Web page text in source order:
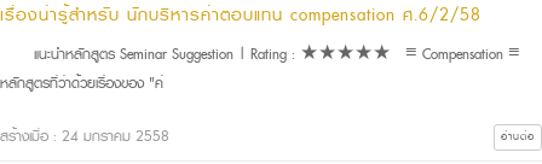
เรื่องน่ารู้สำหรับ นักบริหารค่าตอบแทน compensation ศ.6/2/58
แนะนำหลักสูตร Seminar Suggestion | Rating : ★★★★★ ≡ Compensation ≡
หลักสูตรที่ว่าด้วยเรื่องของ "ค่
สร้างเมื่อ : 24 มกราคม 2558 อ่านต่อ